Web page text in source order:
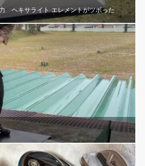
ヘキサライト エレメントがツボった